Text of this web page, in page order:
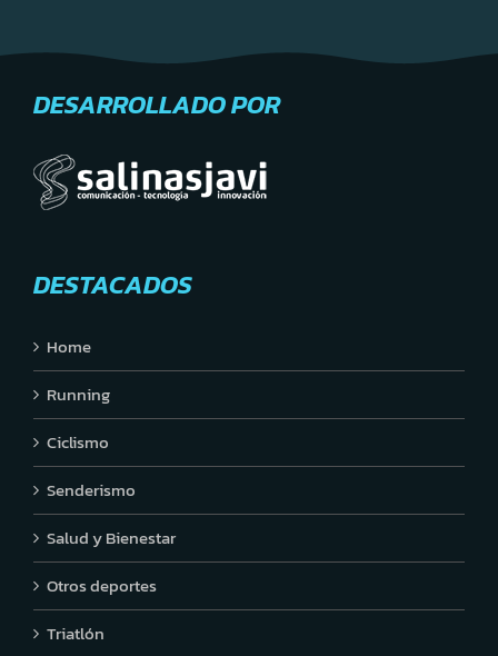
DESARROLLADO POR
DESTACADOS
Home
Running
Ciclismo
Senderismo
Salud y Bienestar
Otros deportes
Triatlón